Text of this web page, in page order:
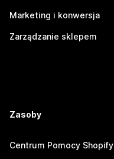
Marketing i konwersja
Zarządzanie sklepem
Zasoby
Centrum Pomocy Shopify